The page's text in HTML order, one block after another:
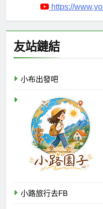
https://
友站鏈結
小布出發吧
小路旅行去FB